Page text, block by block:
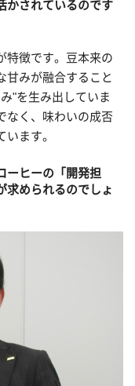
かされているのです
特徴です。豆本来の
甘みが融合すること
"を生み出していま
なく、味わいの成否
ます。
ヒーの「開発担
求められるのでしょ